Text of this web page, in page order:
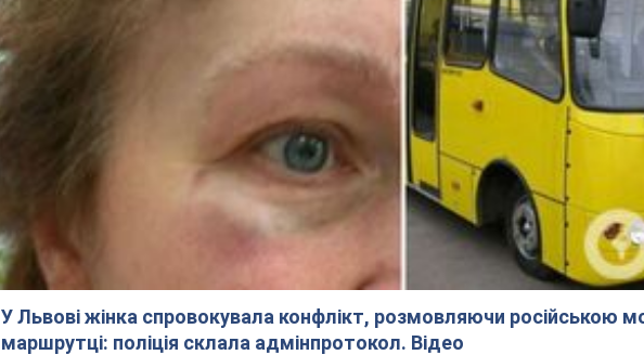
У Львові жінка спровокувала конфлікт, розмовляючи російською
маршрутці: поліція склала адмінпротокол. Відео